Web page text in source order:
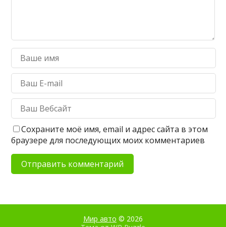
Сохраните моё имя, email и адрес сайта в этом
браузере для последующих моих комментариев
Мир авто © 2026